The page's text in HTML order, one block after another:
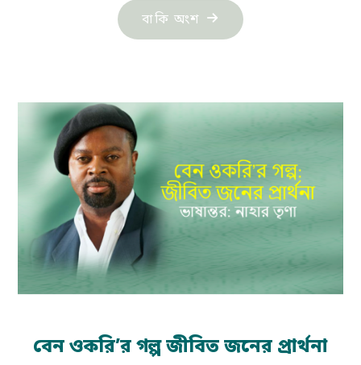
বাকি অংশ "চিনুয়া
আচেবের
একটি
বিষয়"
বেন ওকরি’র গল্প জীবিত জনের প্রার্থনা